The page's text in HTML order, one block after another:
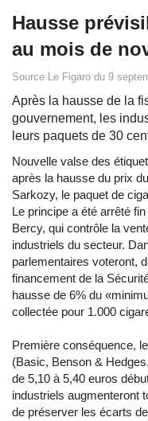
Hausse
au mois de
Source Le Figaro du 9
Après la hausse de la
gouvernement, les
leurs paquets de 30
Nouvelle valse des
après la hausse du prix
Sarkozy, le paquet de
Le principe a été arrêté
Bercy, qui contrôle la
industriels du secteur.
parlementaires voteront,
financement de la
hausse de 6% du
collectée pour 1.000
Première conséquence,
(Basic, Benson &
de 5,10 à 5,40 euros
industriels augmenteront
de préserver les écarts